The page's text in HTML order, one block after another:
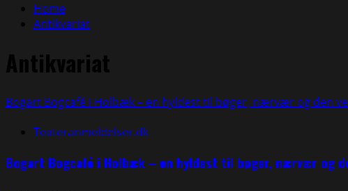
Home
Antikvariat
Antikvariat
Bogart Bogcafé i Holbæk – en hyldest til bøger, nærvær og den
Teateranmeldelser.dk
Bogart Bogcafé i Holbæk – en hyldest til bøger, nærvær og